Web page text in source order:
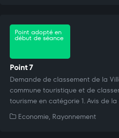
Point adopté en
début de séance
Point 7
Demande de classement de la
commune touristique et de
tourisme en catégorie 1. Avis de
Economie, Rayonnement